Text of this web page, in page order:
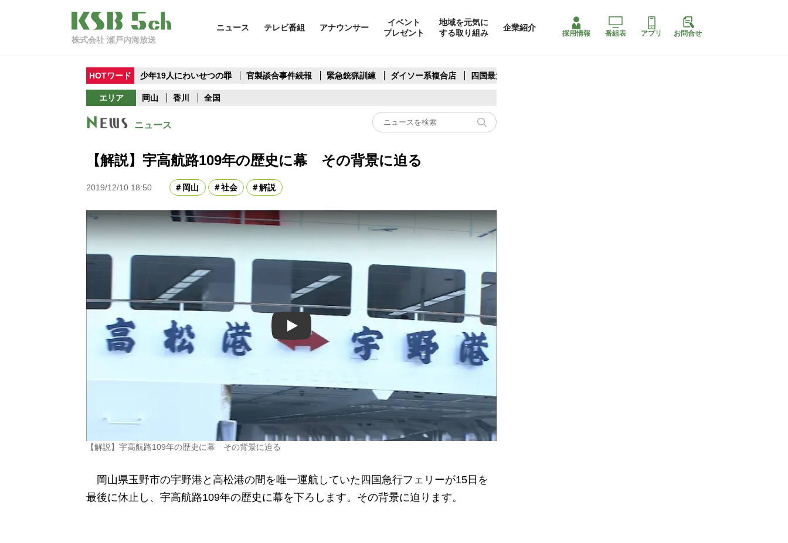
株式会社 瀬戸内海放送
ニュース テレビ番組 アナウンサー
イベント
プレゼント
地域を元気に
する取り組み
企業紹介
採用情報 番組表 アプリ お問合せ
HOTワード 少年19人にわいせつの罪 官製談合事件続報 緊急銃猟訓練 ダイソー系複合店 四国最大スリコ
エリア 岡山 香川 全国
ニュース
【解説】宇高航路109年の歴史に幕 その背景に迫る
2019/12/10 18:50 岡山 社会 解説
Play
【解説】宇高航路109年の歴史に幕 その背景に迫る
岡山県玉野市の宇野港と高松港の間を唯一運航していた四国急行フェリーが15日を
最後に休止し、宇高航路109年の歴史に幕を下ろします。その背景に迫ります。